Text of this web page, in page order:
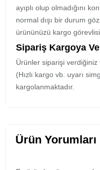
ayıplı olup olmadığını
normal dışı bir durum
ürününüzü kargo
Sipariş Kargoya
Ürünler siparişi
(Hızlı kargo vb. uyarı
kargolanmaktadır.
Ürün Yorumları